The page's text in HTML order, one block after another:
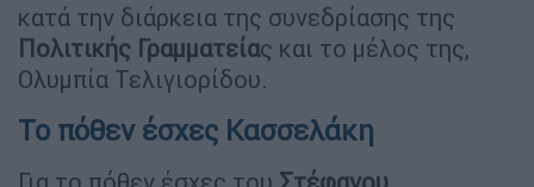
κατά την διάρκεια της συνεδρίασης της
Πολιτικής Γραμματείας και το μέλος της,
Ολυμπία Τελιγιορίδου.
Το πόθεν έσχες Κασσελάκη